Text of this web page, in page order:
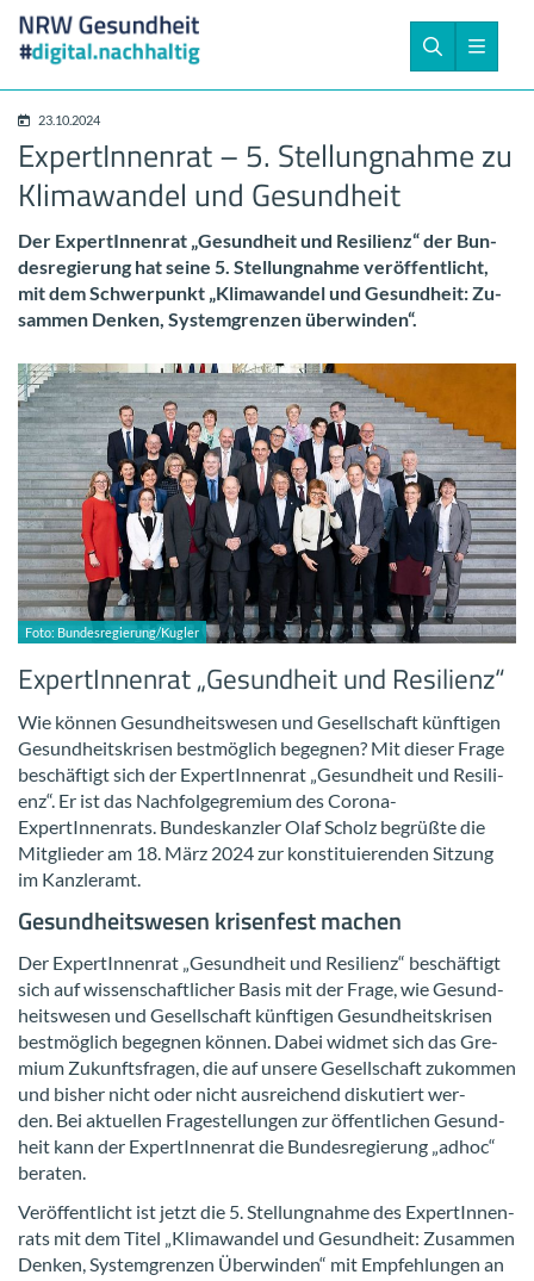
23.10.2024
Ex­per­tIn­nen­rat – 5. Stel­lung­nah­me zu
Kli­ma­wan­del und Ge­sund­heit
Der Ex­per­tIn­nen­rat „Ge­sund­heit und Re­si­li­enz“ der Bun­
des­re­gie­rung hat seine 5. Stel­lung­nah­me ver­öf­fent­licht,
mit dem Schwer­punkt „Kli­ma­wan­del und Ge­sund­heit: Zu­
sam­men Den­ken, Sys­tem­gren­zen über­win­den“.
Foto: Bun­des­re­gie­rung/Kug­ler
Ex­per­tIn­nen­rat „Ge­sund­heit und Re­si­li­enz“
Wie kön­nen Ge­sund­heits­we­sen und Ge­sell­schaft künf­ti­gen
Ge­sund­heits­kri­sen best­mög­lich be­geg­nen? Mit die­ser Frage
be­schäf­tigt sich der Ex­per­tIn­nen­rat „Ge­sund­heit und Re­si­li­
enz“. Er ist das Nach­fol­ge­gre­mi­um des Corona-​
ExpertInnenrats. Bun­des­kanz­ler Olaf Scholz be­grüß­te die
Mit­glie­der am 18. März 2024 zur kon­sti­tu­ie­ren­den Sit­zung
im Kanz­ler­amt.
Ge­sund­heits­we­sen kri­sen­fest ma­chen
Der Ex­per­tIn­nen­rat „Ge­sund­heit und Re­si­li­enz“ be­schäf­tigt
sich auf wis­sen­schaft­li­cher Basis mit der Frage, wie Ge­sund­
heits­we­sen und Ge­sell­schaft künf­ti­gen Ge­sund­heits­kri­sen
best­mög­lich be­geg­nen kön­nen. Dabei wid­met sich das Gre­
mi­um Zu­kunfts­fra­gen, die auf un­se­re Ge­sell­schaft zu­kom­men
und bis­her nicht oder nicht aus­rei­chend dis­ku­tiert wer­
den. Bei ak­tu­el­len Fra­ge­stel­lun­gen zur öf­fent­li­chen Ge­sund­
heit kann der Ex­per­tIn­nen­rat die Bun­des­re­gie­rung „adhoc“
be­ra­ten.
Ver­öf­fent­licht ist jetzt die 5. Stel­lung­nah­me des Ex­per­tIn­nen­
rats mit dem Titel „Kli­ma­wan­del und Ge­sund­heit: Zu­sam­men
Den­ken, Sys­tem­gren­zen Über­win­den“ mit Emp­feh­lun­gen an